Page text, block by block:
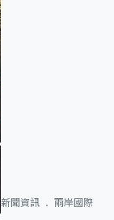
新聞資訊 兩岸國際